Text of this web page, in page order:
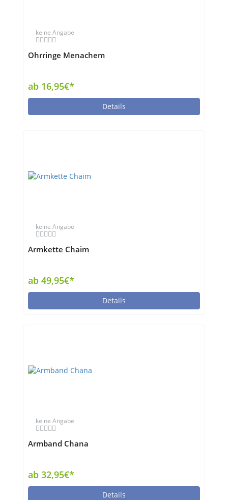
keine Angabe
Ohrringe Menachem
ab 16,95€*
Details
keine Angabe
Armkette Chaim
ab 49,95€*
Details
keine Angabe
Armband Chana
ab 32,95€*
Details